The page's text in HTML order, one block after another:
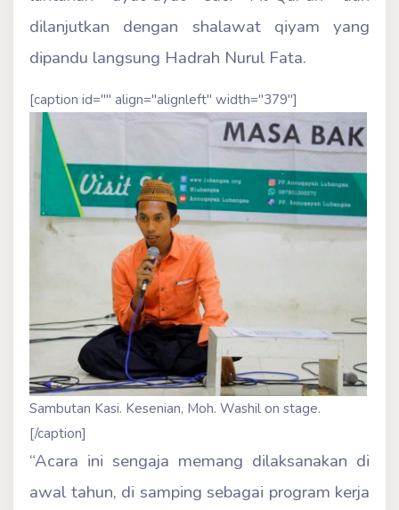
dilanjutkan dengan shalawat qiyam yang
dipandu langsung Hadrah Nurul Fata.
[caption id="" align="alignleft" width="379"]
Sambutan Kasi. Kesenian, Moh. Washil on stage.
[/caption]
“Acara ini sengaja memang dilaksanakan di
awal tahun, di samping sebagai program kerja